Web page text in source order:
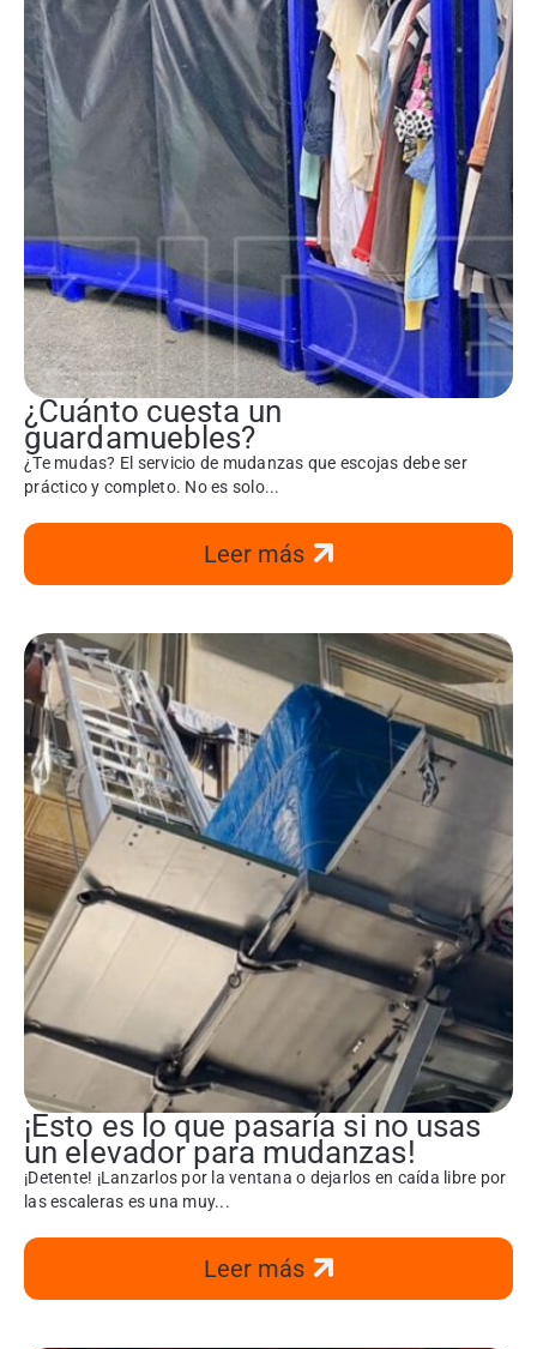
¿Cuánto cuesta un
guardamuebles?
¿Te mudas? El servicio de mudanzas que escojas debe ser
práctico y completo. No es solo...
Leer más
¡Esto es lo que pasaría si no usas
un elevador para mudanzas!
¡Detente! ¡Lanzarlos por la ventana o dejarlos en caída libre por
las escaleras es una muy...
Leer más